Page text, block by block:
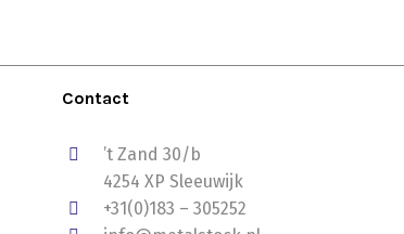
Contact
’t Zand 30/b
4254 XP Sleeuwijk
+31(0)183 – 305252